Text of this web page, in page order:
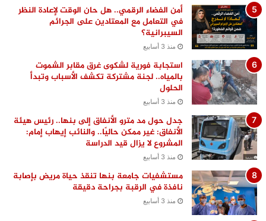
أمن الفضاء الرقمي.. هل حان الوقت لإعادة النظر
في التعامل مع المعتادين على الجرائم
السيبرانية؟
منذ 3 أسابيع
استجابة فورية لشكوى غرق مقابر الشموت
بالمياه.. لجنة مشتركة تكشف الأسباب وتبدأ
الحلول
منذ 3 أسابيع
جدل حول مد مترو الأنفاق إلى بنها.. رئيس هيئة
الأنفاق: غير ممكن حاليًا.. والنائب إيهاب إمام:
المشروع لا يزال قيد الدراسة
منذ 3 أسابيع
مستشفيات جامعة بنها تنقذ حياة مريض بإصابة
نافذة في الرقبة بجراحة دقيقة
منذ 3 أسابيع